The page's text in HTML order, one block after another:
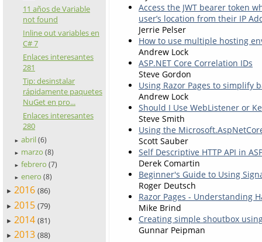
11 años de Variable
not found
Inline out variables en
C# 7
Enlaces interesantes
281
Tip: desinstalar
rápidamente paquetes
NuGet en pro...
Enlaces interesantes
280
► abril (6)
► marzo (8)
► febrero (7)
► enero (8)
► 2016 (86)
► 2015 (79)
► 2014 (81)
► 2013 (88)
Access the JWT bearer token
user’s location from their IP
Jerrie Pelser
How to use multiple hosting
Andrew Lock
ASP.NET Core Correlation IDs
Steve Gordon
Using Razor Pages to simplify
Andrew Lock
Should I Use WebListener or
Steve Smith
Using the
Scott Sauber
Self Descriptive HTTP API in
Derek Comartin
Beginner's Guide to Using
Roger Deutsch
Razor Pages - Understanding
Mike Brind
Creating simple shoutbox using
Gunnar Peipman